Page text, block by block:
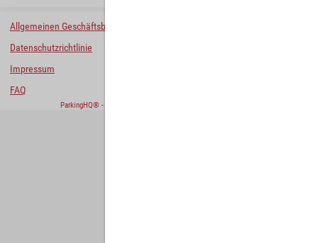
Allgemeinen Geschäftsbedingungen
Datenschutzrichtlinie
Impressum
FAQ
ParkingHQ® - eine Lösung von